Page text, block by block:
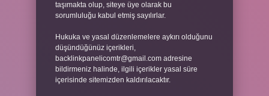
taşımakta olup, siteye üye olarak bu
sorumluluğu kabul etmiş sayılırlar.
Hukuka ve yasal düzenlemelere aykırı olduğunu
düşündüğünüz içerikleri,
backlinkpanelicomtr@gmail.com adresine
bildirmeniz halinde, ilgili içerikler yasal süre
içerisinde sitemizden kaldırılacaktır.